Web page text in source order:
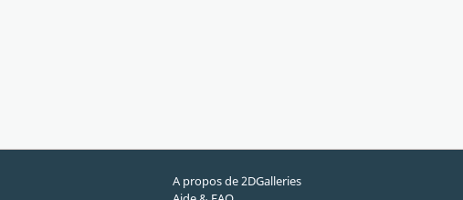
A propos de 2DGalleries